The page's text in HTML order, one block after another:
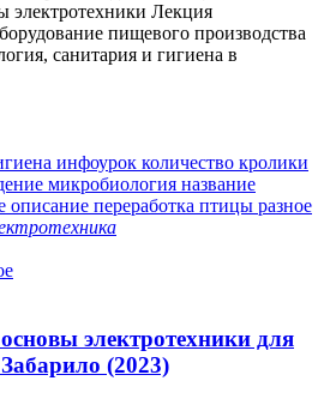
электротехники Лекция
пищевого производства
санитария и гигиена в
инфоурок количество кролики
микробиология название
описание переработка птицы разное
электротехники для
(2023)